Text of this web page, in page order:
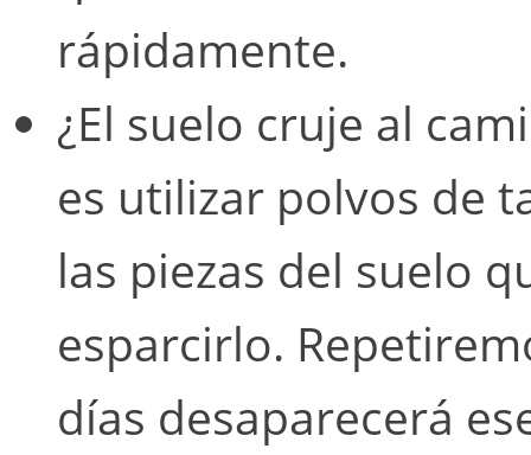
rápidamente.
¿El suelo cruje al
es utilizar polvos de
las piezas del suelo
esparcirlo.
días desaparecerá